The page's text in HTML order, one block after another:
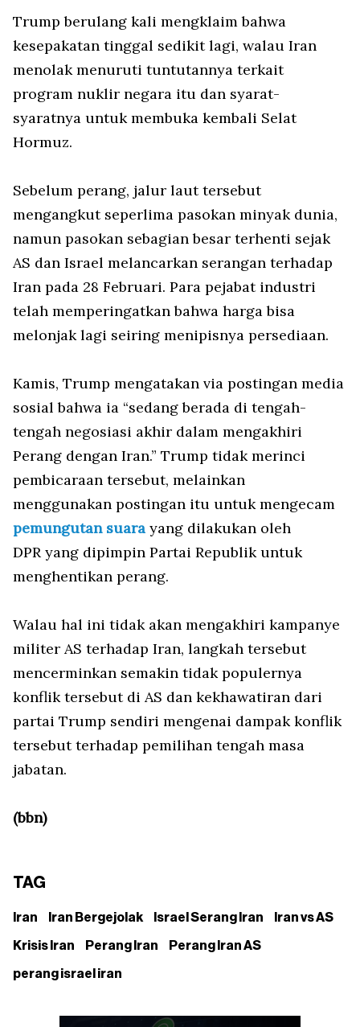
Trump berulang kali mengklaim bahwa
kesepakatan tinggal sedikit lagi, walau Iran
menolak menuruti tuntutannya terkait
program nuklir negara itu dan syarat-
syaratnya untuk membuka kembali Selat
Hormuz.
Sebelum perang, jalur laut tersebut
mengangkut seperlima pasokan minyak dunia,
namun pasokan sebagian besar terhenti sejak
AS dan Israel melancarkan serangan terhadap
Iran pada 28 Februari. Para pejabat industri
telah memperingatkan bahwa harga bisa
melonjak lagi seiring menipisnya persediaan.
Kamis, Trump mengatakan via postingan media
sosial bahwa ia “sedang berada di tengah-
tengah negosiasi akhir dalam mengakhiri
Perang dengan Iran.” Trump tidak merinci
pembicaraan tersebut, melainkan
menggunakan postingan itu untuk mengecam
pemungutan suara yang dilakukan oleh
DPR yang dipimpin Partai Republik untuk
menghentikan perang.
Walau hal ini tidak akan mengakhiri kampanye
militer AS terhadap Iran, langkah tersebut
mencerminkan semakin tidak populernya
konflik tersebut di AS dan kekhawatiran dari
partai Trump sendiri mengenai dampak konflik
tersebut terhadap pemilihan tengah masa
jabatan.
(bbn)
TAG
Iran Iran Bergejolak Israel Serang Iran Iran vs AS
Krisis Iran Perang Iran Perang Iran AS
perang israel iran